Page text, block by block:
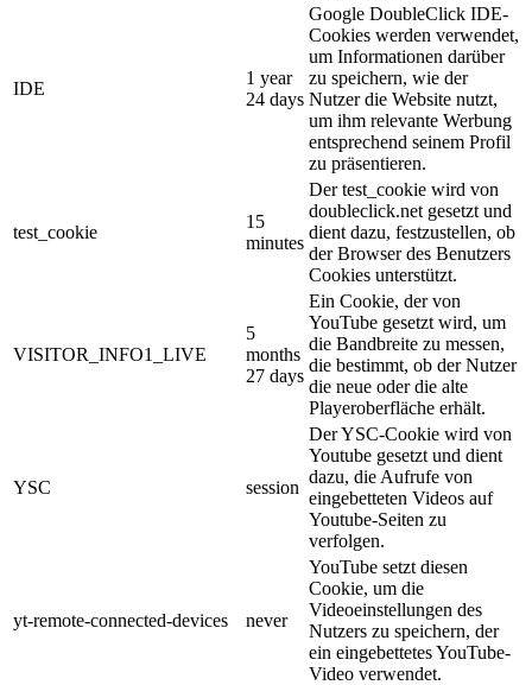
IDE
1 year
24 days
Google DoubleClick IDE-
Cookies werden verwendet,
um Informationen darüber
zu speichern, wie der
Nutzer die Website nutzt,
um ihm relevante Werbung
entsprechend seinem Profil
zu präsentieren.
test_cookie
15
minutes
Der test_cookie wird von
doubleclick.net gesetzt und
dient dazu, festzustellen, ob
der Browser des Benutzers
Cookies unterstützt.
VISITOR_INFO1_LIVE
5
months
27 days
Ein Cookie, der von
YouTube gesetzt wird, um
die Bandbreite zu messen,
die bestimmt, ob der Nutzer
die neue oder die alte
Playeroberfläche erhält.
YSC session
Der YSC-Cookie wird von
Youtube gesetzt und dient
dazu, die Aufrufe von
eingebetteten Videos auf
Youtube-Seiten zu
verfolgen.
yt-remote-connected-devices never
YouTube setzt diesen
Cookie, um die
Videoeinstellungen des
Nutzers zu speichern, der
ein eingebettetes YouTube-
Video verwendet.